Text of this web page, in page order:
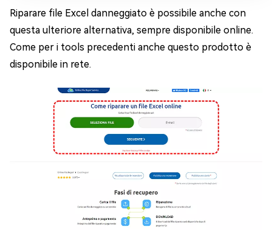
Riparare file Excel danneggiato è possibile anche con
questa ulteriore alternativa, sempre disponibile online.
Come per i tools precedenti anche questo prodotto è
disponibile in rete.